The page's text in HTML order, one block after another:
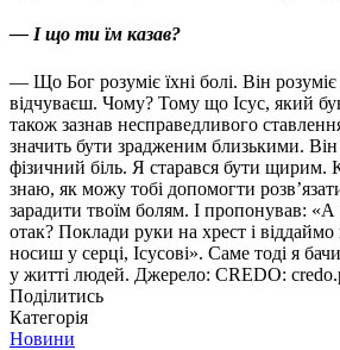
— І що ти їм казав?
— Що Бог розуміє їхні болі. Він
відчуваєш. Чому? Тому що Ісус, який
також зазнав несправедливого
значить бути зрадженим близькими. Він
фізичний біль. Я старався бути щирим.
знаю, як можу тобі допомогти
зарадити твоїм болям. І пропонував:
отак? Поклади руки на хрест і віддаймо
носиш у серці, Ісусові». Саме тоді я
у житті людей. Джерело: CREDO:
Поділитись
Категорія
Новини